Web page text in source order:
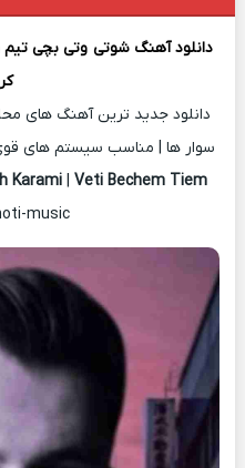
دانلود آهنگ شوتی وتی بچی تیم
دانلود جدید ترین آهنگ های
سوار ها | مناسب سیستم های
Karami| Veti Bechem Tiem
music